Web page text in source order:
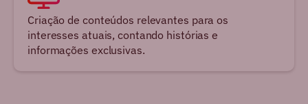
Criação de conteúdos relevantes para os
interesses atuais, contando histórias e
informações exclusivas.